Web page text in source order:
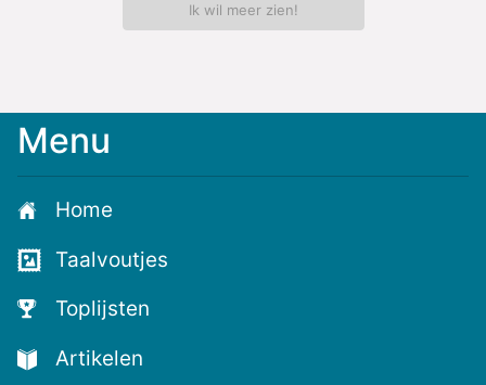
Ik wil meer zien!
Menu
Home
Taalvoutjes
Toplijsten
Artikelen